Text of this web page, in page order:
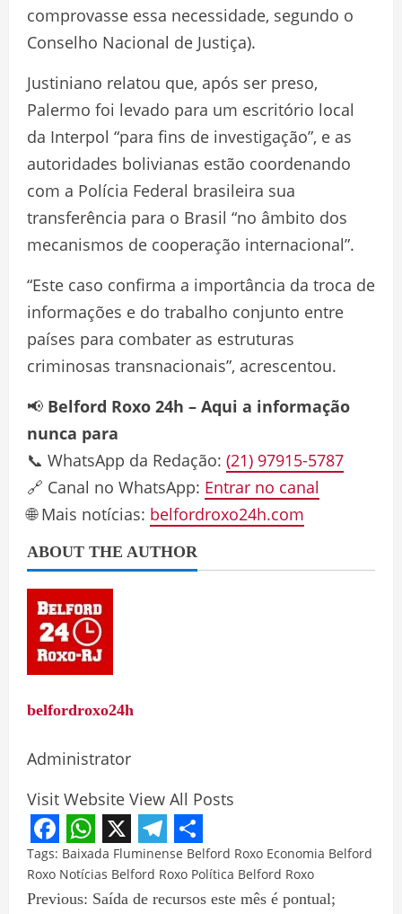
comprovasse essa necessidade, segundo o
Conselho Nacional de Justiça).
Justiniano relatou que, após ser preso,
Palermo foi levado para um escritório local
da Interpol “para fins de investigação”, e as
autoridades bolivianas estão coordenando
com a Polícia Federal brasileira sua
transferência para o Brasil “no âmbito dos
mecanismos de cooperação internacional”.
“Este caso confirma a importância da troca de
informações e do trabalho conjunto entre
países para combater as estruturas
criminosas transnacionais”, acrescentou.
📢 Belford Roxo 24h – Aqui a informação
nunca para
📞 WhatsApp da Redação: (21) 97915-5787
🔗 Canal no WhatsApp: Entrar no canal
🌐 Mais notícias: belfordroxo24h.com
ABOUT THE AUTHOR
belfordroxo24h
Administrator
Visit Website View All Posts
Facebook
WhatsApp
X Telegram
Share
Tags: Baixada Fluminense Belford Roxo Economia Belford
Roxo Notícias Belford Roxo Política Belford Roxo
Previous: Saída de recursos este mês é pontual;